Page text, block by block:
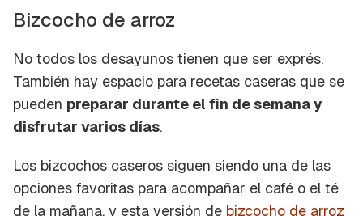
Bizcocho de arroz
No todos los desayunos tienen que ser exprés.
También hay espacio para recetas caseras que se
pueden preparar durante el fin de semana y
disfrutar varios días.
Los bizcochos caseros siguen siendo una de las
opciones favoritas para acompañar el café o el té
de la mañana, y esta versión de bizcocho de arroz